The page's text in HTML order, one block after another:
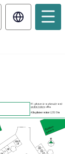
Translate